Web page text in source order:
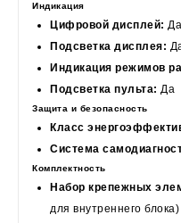
Индикация
Цифровой дисплей: Да
Подсветка дисплея:
Индикация режимов
Подсветка пульта: Да
Защита и безопасность
Класс
Система
Комплектность
Набор крепежных
для внутреннего блока)